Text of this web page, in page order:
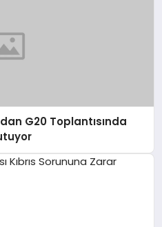
G20 Toplantısında